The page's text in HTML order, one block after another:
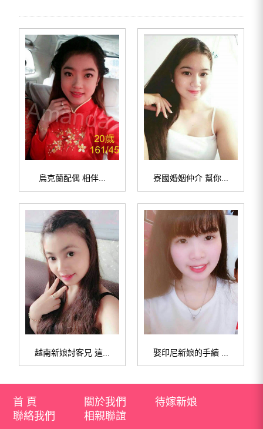
烏克蘭配偶 相伴... 寮國婚姻仲介 幫你...
越南新娘討客兄 這... 娶印尼新娘的手續 ...
首 頁 關於我們
待嫁新娘
聯絡我們
相親聯誼